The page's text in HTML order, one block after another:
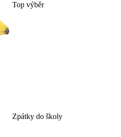
Top výběr
Zpátky do školy